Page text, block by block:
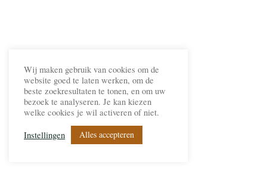
Wij maken gebruik van cookies om de
website goed te laten werken, om de
beste zoekresultaten te tonen, en om uw
bezoek te analyseren. Je kan kiezen
welke cookies je wil activeren of niet.
Instellingen
Alles accepteren